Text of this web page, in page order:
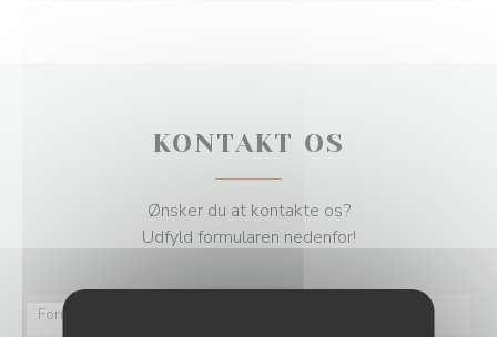
KONTAKT OS
Ønsker du at kontakte os?
Udfyld formularen nedenfor!